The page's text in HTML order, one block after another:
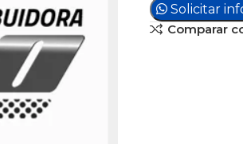
Solicitar
Comparar